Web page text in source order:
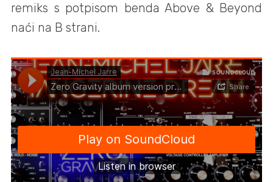
remiks s potpisom benda Above & Beyond
naći na B strani.